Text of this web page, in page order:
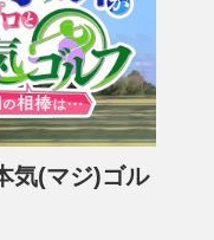
気(マジ)ゴル